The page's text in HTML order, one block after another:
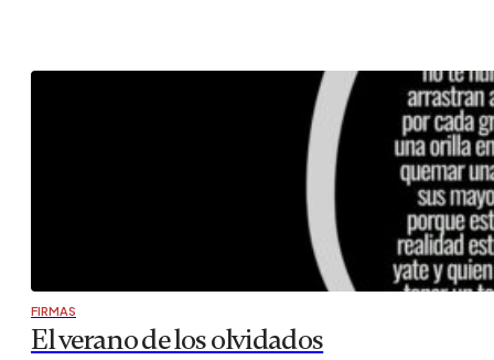
FIRMAS
El verano de los olvidados